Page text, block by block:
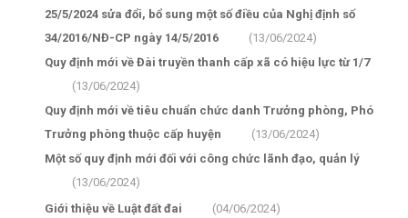
25/5/2024 sửa đổi, bổ sung một số điều của Nghị định số
34/2016/NĐ-CP ngày 14/5/2016
(13/06/2024)
Quy định mới về Đài truyền thanh cấp xã có hiệu lực từ 1/7
(13/06/2024)
Quy định mới về tiêu chuẩn chức danh Trưởng phòng, Phó
Trưởng phòng thuộc cấp huyện
(13/06/2024)
Một số quy định mới đối với công chức lãnh đạo, quản lý
(13/06/2024)
Giới thiệu về Luật đất đai
(04/06/2024)